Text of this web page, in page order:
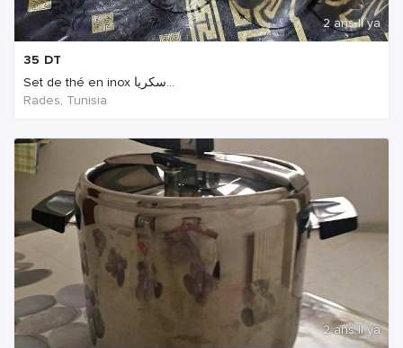
2 ans Il ya
35 DT
Set de thé en inox سكريا...
Rades, Tunisia
2 ans Il ya